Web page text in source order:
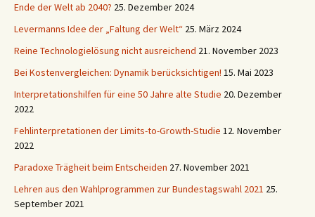
Ende der Welt ab 2040? 25. Dezember 2024
Levermanns Idee der „Faltung der Welt“ 25. März 2024
Reine Technologielösung nicht ausreichend 21. November 2023
Bei Kostenvergleichen: Dynamik berücksichtigen! 15. Mai 2023
Interpretationshilfen für eine 50 Jahre alte Studie 20. Dezember
2022
Fehlinterpretationen der Limits-to-Growth-Studie 12. November
2022
Paradoxe Trägheit beim Entscheiden 27. November 2021
Lehren aus den Wahlprogrammen zur Bundestagswahl 2021 25.
September 2021